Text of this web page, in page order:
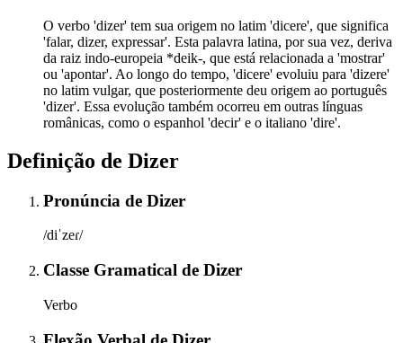
O verbo 'dizer' tem sua origem no latim 'dicere', que significa
'falar, dizer, expressar'. Esta palavra latina, por sua vez, deriva
da raiz indo-europeia *deik-, que está relacionada a 'mostrar'
ou 'apontar'. Ao longo do tempo, 'dicere' evoluiu para 'dizere'
no latim vulgar, que posteriormente deu origem ao português
'dizer'. Essa evolução também ocorreu em outras línguas
românicas, como o espanhol 'decir' e o italiano 'dire'.
Definição de Dizer
Pronúncia de Dizer
/diˈzeɾ/
Classe Gramatical de Dizer
Verbo